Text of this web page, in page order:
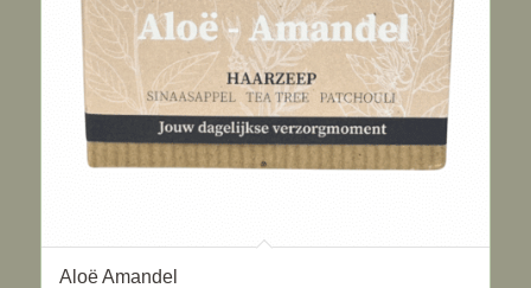
Aloë Amandel